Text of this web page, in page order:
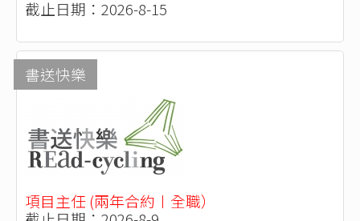
截止日期：2026-8-15
書送快樂
項目主任 (兩年合約〡全職）